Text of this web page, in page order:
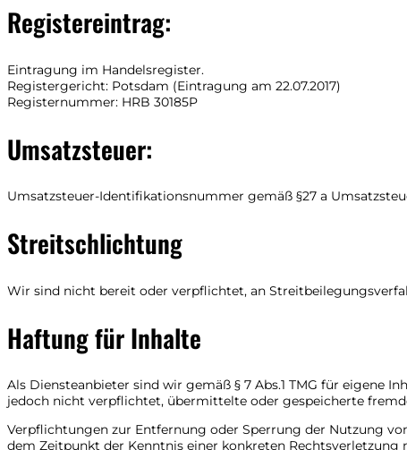
Registereintrag:
Eintragung im Handelsregister.
Registergericht: Potsdam (Eintragung am 22.07.2017)
Registernummer: HRB 30185P
Umsatzsteuer:
Umsatzsteuer-Identifikationsnummer gemäß §27 a
Streitschlichtung
Wir sind nicht bereit oder verpflichtet, an
Haftung für Inhalte
Als Diensteanbieter sind wir gemäß § 7 Abs.1 TMG für eigene
jedoch nicht verpflichtet, übermittelte oder gespeicherte
Verpflichtungen zur Entfernung oder Sperrung der Nutzung
dem Zeitpunkt der Kenntnis einer konkreten